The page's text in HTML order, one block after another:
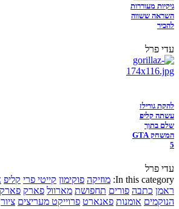
גיקיות מעוררות
השראה ששווה
להכיר
עדי פרל
להקת גורילז
עשתה קליפ
שלם בתוך
המשחק GTA
5
עדי פרל
In this category: מוזיקה פוקימון קייטי פרי קליפ
ראמן כתבה פורים תחפושת מארוול פארק
הנוקמים אומנות פאנארט פרוייקט מעריצים ציור